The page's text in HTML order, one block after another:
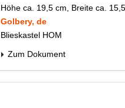
Höhe ca. 19,5 cm, Breite ca.
Golbery, de
Blieskastel HOM
Zum Dokument